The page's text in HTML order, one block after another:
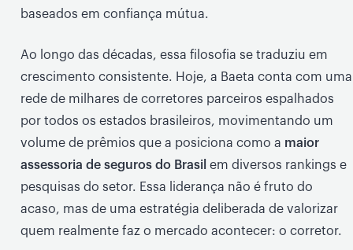
baseados em confiança mútua.
Ao longo das décadas, essa filosofia se traduziu em
crescimento consistente. Hoje, a Baeta conta com uma
rede de milhares de corretores parceiros espalhados
por todos os estados brasileiros, movimentando um
volume de prêmios que a posiciona como a maior
assessoria de seguros do Brasil em diversos rankings e
pesquisas do setor. Essa liderança não é fruto do
acaso, mas de uma estratégia deliberada de valorizar
quem realmente faz o mercado acontecer: o corretor.